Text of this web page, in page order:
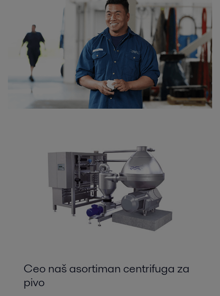
Ceo naš asortiman centrifuga za
pivo